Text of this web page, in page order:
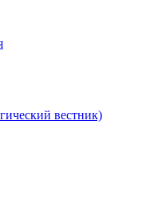
вестник)